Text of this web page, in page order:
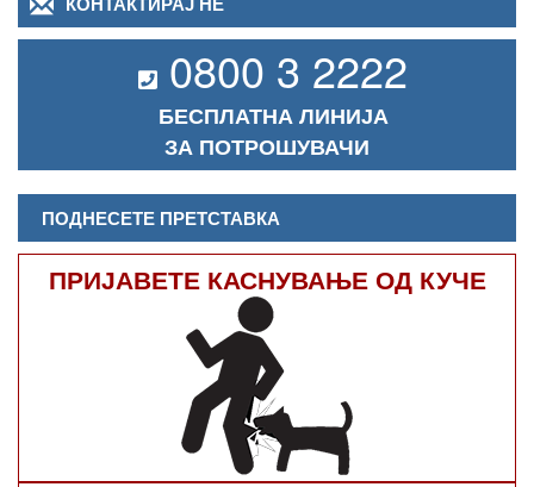
0800 3 2222
БЕСПЛАТНА ЛИНИЈА
ЗА ПОТРОШУВАЧИ
ПОДНЕСЕТЕ ПРЕТСТАВКА
ПРИЈАВЕТЕ КАСНУВАЊЕ ОД КУЧЕ